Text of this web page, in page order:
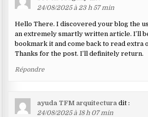
24/08/2025 à 23 h 57 min
Hello There. I discovered your blog the
an extremely smartly written article. I’ll
bookmark it and come back to read extra
Thanks for the post. I’ll definitely return.
Répondre
ayuda TFM arquitectura dit :
24/08/2025 à 18 h 07 min